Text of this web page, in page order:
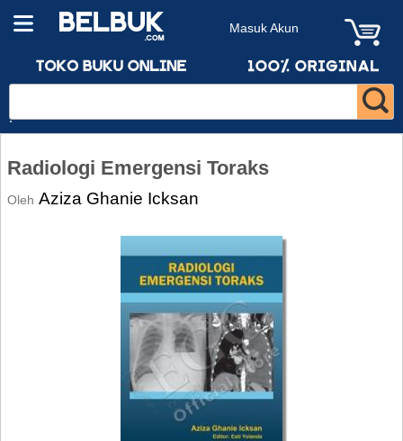
Masuk Akun
Radiologi Emergensi Toraks
Oleh Aziza Ghanie Icksan